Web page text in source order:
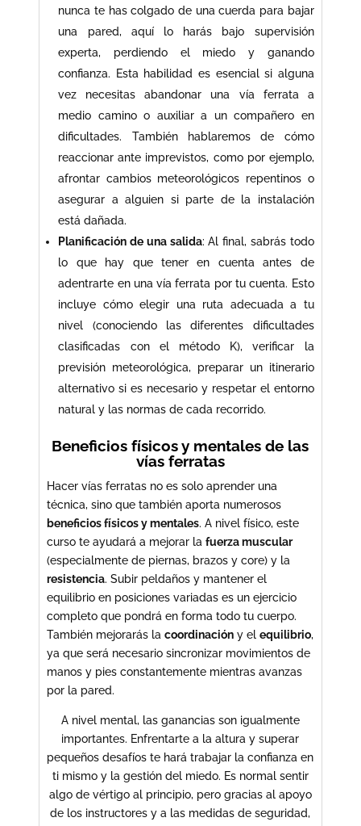
nunca te has colgado de una cuerda para bajar
una pared, aquí lo harás bajo supervisión
experta, perdiendo el miedo y ganando
confianza. Esta habilidad es esencial si alguna
vez necesitas abandonar una vía ferrata a
medio camino o auxiliar a un compañero en
dificultades. También hablaremos de cómo
reaccionar ante imprevistos, como por ejemplo,
afrontar cambios meteorológicos repentinos o
asegurar a alguien si parte de la instalación
está dañada.
Planificación de una salida: Al final, sabrás todo
lo que hay que tener en cuenta antes de
adentrarte en una vía ferrata por tu cuenta. Esto
incluye cómo elegir una ruta adecuada a tu
nivel (conociendo las diferentes dificultades
clasificadas con el método K), verificar la
previsión meteorológica, preparar un itinerario
alternativo si es necesario y respetar el entorno
natural y las normas de cada recorrido.
Beneficios físicos y mentales de las
vías ferratas
Hacer vías ferratas no es solo aprender una
técnica, sino que también aporta numerosos
beneficios físicos y mentales. A nivel físico, este
curso te ayudará a mejorar lafuerza muscular
(especialmente de piernas, brazos y core) y la
resistencia. Subir peldaños y mantener el
equilibrio en posiciones variadas es un ejercicio
completo que pondrá en forma todo tu cuerpo.
También mejorarás lacoordinación y elequilibrio,
ya que será necesario sincronizar movimientos de
manos y pies constantemente mientras avanzas
por la pared.
A nivel mental, las ganancias son igualmente
importantes. Enfrentarte a la altura y superar
pequeños desafíos te hará trabajar la confianza en
ti mismo y la gestión del miedo. Es normal sentir
algo de vértigo al principio, pero gracias al apoyo
de los instructores y a las medidas de seguridad,